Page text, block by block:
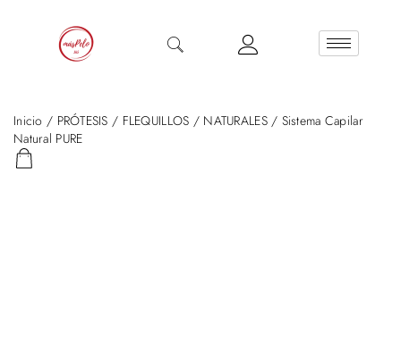
Inicio / PRÓTESIS / FLEQUILLOS / NATURALES/ Sistema Capilar
Natural PURE